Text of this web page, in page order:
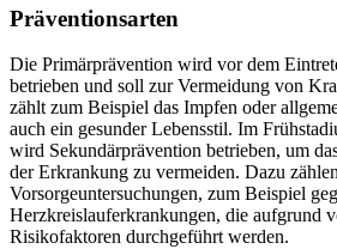
Präventionsarten
Die Primärprävention wird vor dem
betrieben und soll zur Vermeidung von
zählt zum Beispiel das Impfen oder
auch ein gesunder Lebensstil. Im
wird Sekundärprävention betrieben, um
der Erkrankung zu vermeiden. Dazu
Vorsorgeuntersuchungen, zum Beispiel
Herzkreislauferkrankungen, die aufgrund
Risikofaktoren durchgeführt werden.